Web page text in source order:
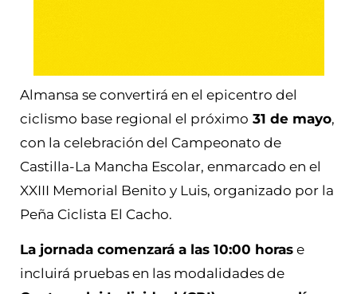
Almansa se convertirá en el epicentro del
ciclismo base regional el próximo 31 de mayo,
con la celebración del Campeonato de
Castilla-La Mancha Escolar, enmarcado en el
XXIII Memorial Benito y Luis, organizado por la
Peña Ciclista El Cacho.
La jornada comenzará a las 10:00 horas e
incluirá pruebas en las modalidades de